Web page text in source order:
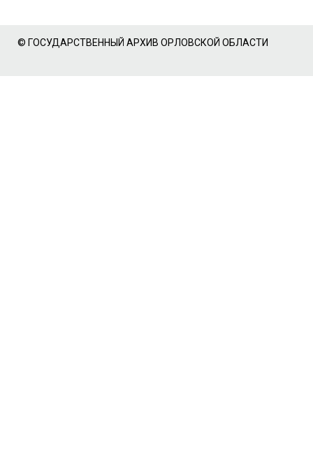
© ГОСУДАРСТВЕННЫЙ АРХИВ ОРЛОВСКОЙ ОБЛАСТИ